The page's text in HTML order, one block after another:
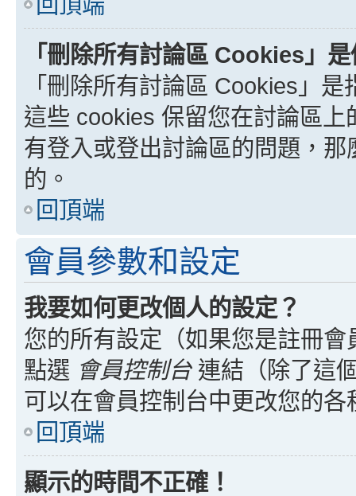
「刪除所有討論區 Cookies」
「刪除所有討論區 Cookies」
這些 cookies 保留您在討論區
有登入或登出討論區的問題，
的。
回頂端
會員參數和設定
我要如何更改個人的設定？
您的所有設定（如果您是註冊
點選 會員控制台連結（除了這
可以在會員控制台中更改您的各
回頂端
顯示的時間不正確！